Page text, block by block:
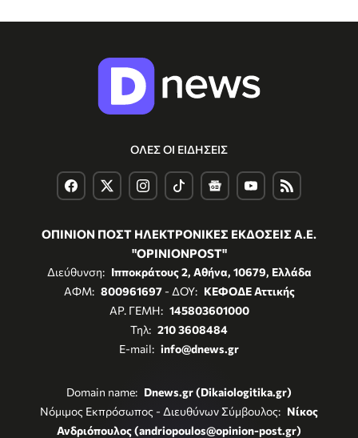
ΟΛΕΣ ΟΙ ΕΙΔΗΣΕΙΣ
ΟΠΙΝΙΟΝ ΠΟΣΤ ΗΛΕΚΤΡΟΝΙΚΕΣ ΕΚΔΟΣΕΙΣ Α.Ε.
"OPINIONPOST"
Διεύθυνση: Ιπποκράτους 2, Αθήνα, 10679, Ελλάδα
ΑΦΜ: 800961697- ΔΟΥ: ΚΕΦΟΔΕ Αττικής
ΑΡ. ΓΕΜΗ: 145803601000
Τηλ: 210 3608484
E-mail: info@dnews.gr
Domain name: Dnews.gr (Dikaiologitika.gr)
Νόμιμος Εκπρόσωπος - Διευθύνων Σύμβουλος: Νίκος
Ανδριόπουλος (andriopoulos@opinion-post.gr)